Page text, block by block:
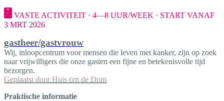
VASTE ACTIVITEIT · 4—8 UUR/WEEK · START VANAF
3 MRT 2026
gastheer/gastvrouw
Wij, inloopcentrum voor mensen die leven met kanker, zijn op zoek
naar vrijwilligers die onze gasten een fijne en betekenisvolle tijd
bezorgen.
Geplaatst door Huis om de Dom
Praktische informatie